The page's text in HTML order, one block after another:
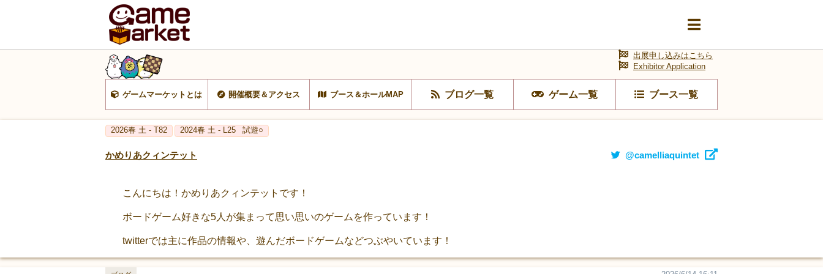
ゲームマーケットとは 開催概要＆アクセス ブース＆ホールMAP ブログ一覧 ゲーム一覧 ブース一覧
出展申し込みはこちら
Exhibitor Application
2026春 土 - T82 2024春 土 - L25 試遊○
かめりあクィンテット @camelliaquintet
こんにちは！かめりあクィンテットです！
ボードゲーム好きな5人が集まって思い思いのゲームを作っています！
twitterでは主に作品の情報や、遊んだボードゲームなどつぶやいています！